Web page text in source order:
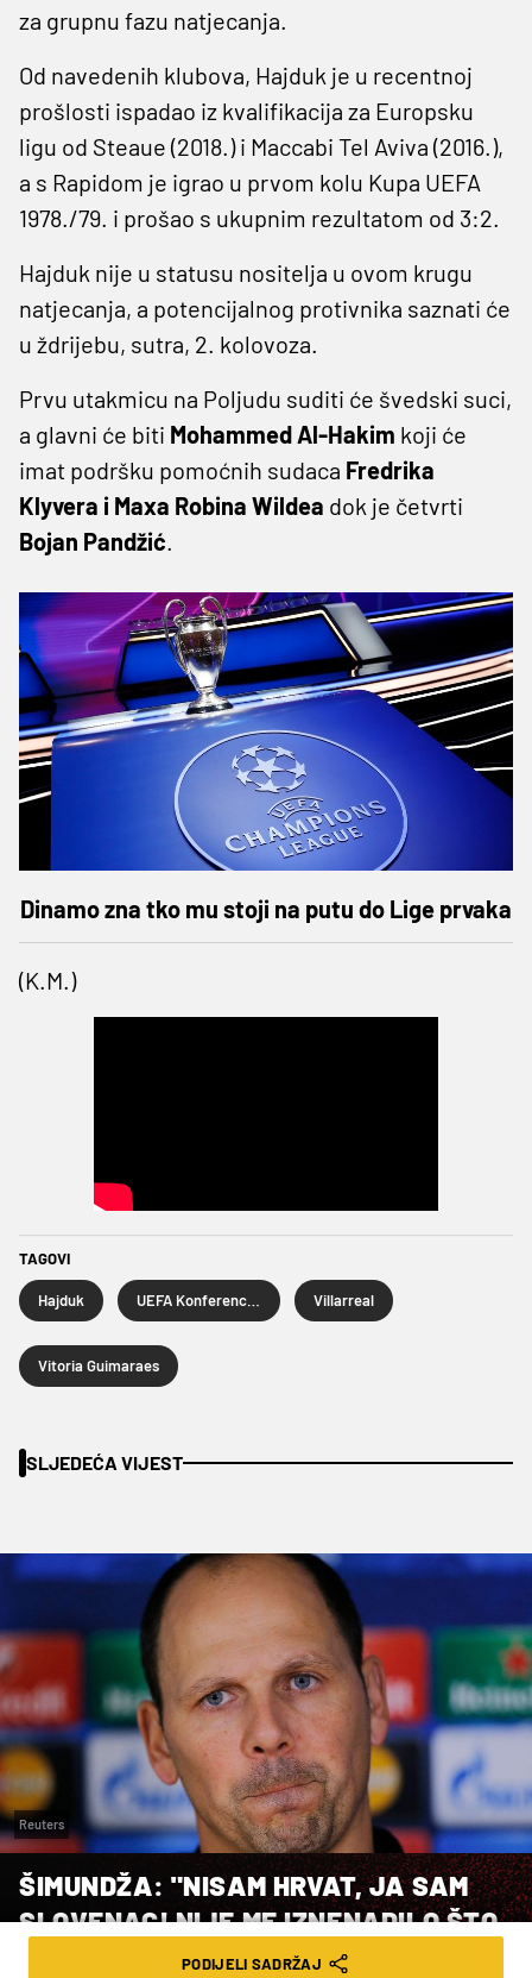
za grupnu fazu natjecanja.
Od navedenih klubova, Hajduk je u recentnoj
prošlosti ispadao iz kvalifikacija za Europsku
ligu od Steaue (2018.) i Maccabi Tel Aviva (2016.),
a s Rapidom je igrao u prvom kolu Kupa UEFA
1978./79. i prošao s ukupnim rezultatom od 3:2.
Hajduk nije u statusu nositelja u ovom krugu
natjecanja, a potencijalnog protivnika saznati će
u ždrijebu, sutra, 2. kolovoza.
Prvu utakmicu na Poljudu suditi će švedski suci,
a glavni će biti Mohammed Al-Hakim koji će
imat podršku pomoćnih sudaca Fredrika
Klyvera i Maxa Robina Wildea dok je četvrti
Bojan Pandžić
Dinamo zna tko mu stoji na putu do Lige prvaka
(K.M.)
TAGOVI
Hajduk Villarreal
Vitoria Guimaraes
SLJEDEĆA VIJEST
Reuters
ŠIMUNDŽA: "NISAM HRVAT, JA SAM
SLOVENAC! NIJE ME IZNENADILO ŠTO
JE DINAMU BILO TEŠKO SA
PODIJELI SADRŽAJ